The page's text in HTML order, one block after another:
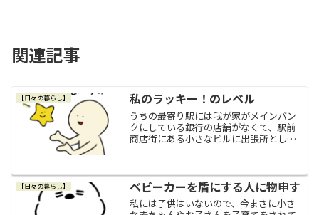
関連記事
【日々の暮らし】 私のラッキー！のレベル
うちの最寄り駅には我が家がメインバン
クにしている銀行の店舗がなくて、駅前
商店街にある小さなビルに出張所として
タウンでもあるので人口もそこそこ多い
ので、この銀行を利用して...
【日々の暮らし】 ベビーカーを盾にする人に物申す
私には子供はいないので、今まさに小さ